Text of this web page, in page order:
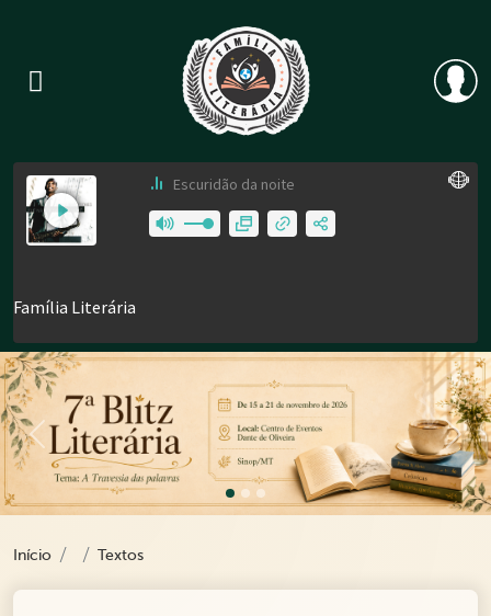
Previous
Início Textos